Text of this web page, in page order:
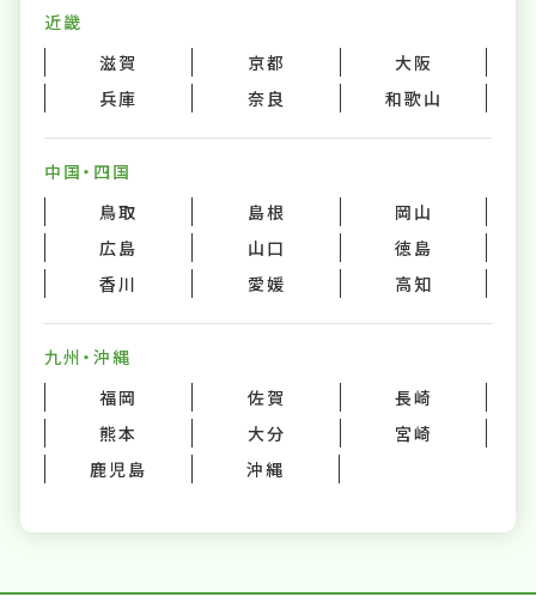
近畿
滋賀
京都
大阪
兵庫
奈良 和歌山
中国・四国
鳥取
島根
岡山
広島
山口
徳島
香川
愛媛 高知
九州・沖縄
福岡
佐賀
長崎
熊本
大分
宮崎
鹿児島
沖縄